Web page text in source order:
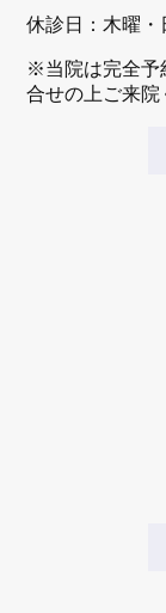
休診日：木曜・
※当院は完全予
合せの上ご来院